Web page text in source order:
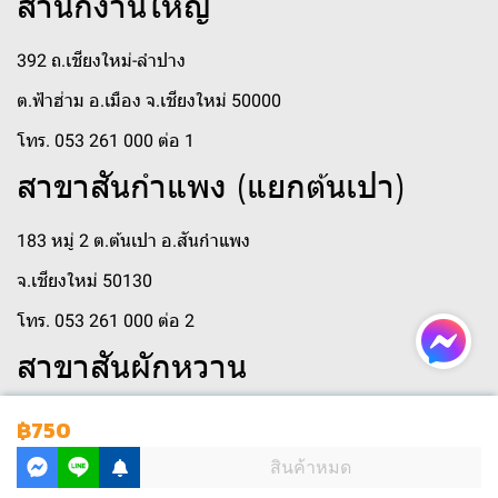
฿750
สินค้าหมด
392 ถ.เชียงใหม่-ลำปาง
ต.ฟ้าฮ่าม อ.เมือง จ.เชียงใหม่ 50000
โทร. 053 261 000 ต่อ 1
สาขาสันกำแพง (แยกต้นเปา)
183 หมู่ 2 ต.ต้นเปา อ.สันกำแพง
จ.เชียงใหม่ 50130
โทร. 053 261 000 ต่อ 2
สาขาสันผักหวาน
250 หมู่ 3 ตำบล สันผักหวาน
ตำบลสันผักหวาน อำเภอหางดง เชียงใหม่ 50230